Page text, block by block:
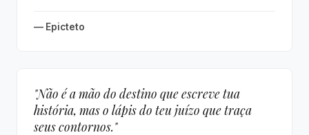
— Epicteto
"Não é a mão do destino que escreve tua
história, mas o lápis do teu juízo que traça
seus contornos."